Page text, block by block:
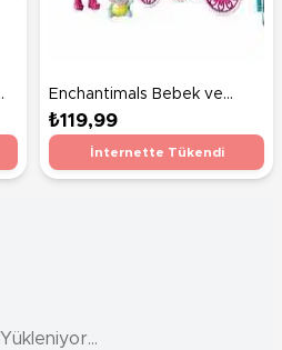
Enchantimals Bebek ve
Aracı Seti Kaplumbağa
Taylee FCC65
₺119,99
İnternette Tükendi
Yükleniyor...